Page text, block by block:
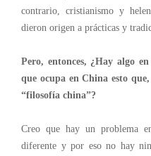
contrario, cristianismo y
dieron origen a prácticas y
Pero, entonces, ¿Hay algo
que ocupa en China esto
“filosofía china”?
Creo que hay un problema
diferente y por eso no hay